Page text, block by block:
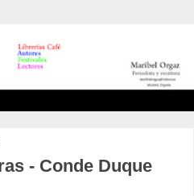
- Conde Duque